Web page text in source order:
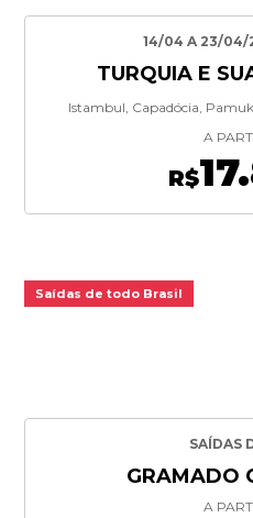
14/04 A 23/04/
TURQUIA E
Istambul, Capadócia,
A
R$
Saídas de todo Brasil
SAÍDAS
GRAMADO
A